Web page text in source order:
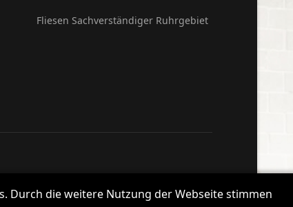
Fliesen Sachverständiger Ruhrgebiet
Durch die weitere Nutzung der Webseite stimmen